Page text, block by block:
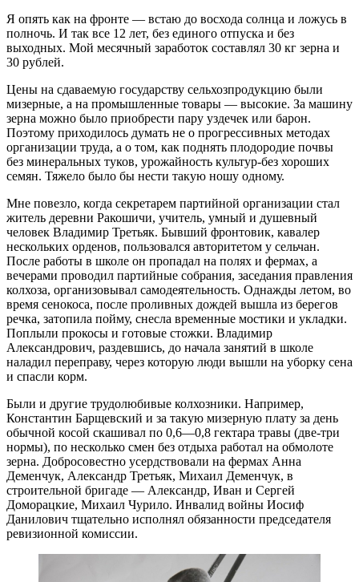
Я опять как на фронте — встаю до восхода солнца и ложусь в
полночь. И так все 12 лет, без единого отпуска и без
выходных. Мой месячный заработок составлял 30 кг зерна и
30 рублей.
Цены на сдаваемую государству сельхозпродукцию были
мизерные, а на промышленные товары — высокие. За машину
зерна можно было приобрести пару уздечек или барон.
Поэтому приходилось думать не о прогрессивных методах
организации труда, а о том, как поднять плодородие почвы
без минеральных туков, урожайность культур-без хороших
семян. Тяжело было бы нести такую ношу одному.
Мне повезло, когда секретарем партийной организации стал
житель деревни Ракошичи, учитель, умный и душевный
человек Владимир Третьяк. Бывший фронтовик, кавалер
нескольких орденов, пользовался авторитетом у сельчан.
После работы в школе он пропадал на полях и фермах, а
вечерами проводил партийные собрания, заседания правления
колхоза, организовывал самодеятельность. Однажды летом, во
время сенокоса, после проливных дождей вышла из берегов
речка, затопила пойму, снесла временные мостики и укладки.
Поплыли прокосы и готовые стожки. Владимир
Александрович, раздевшись, до начала занятий в школе
наладил переправу, через которую люди вышли на уборку сена
и спасли корм.
Были и другие трудолюбивые колхозники. Например,
Константин Барщевский и за такую мизерную плату за день
обычной косой скашивал по 0,6—0,8 гектара травы (две-три
нормы), по несколько смен без отдыха работал на обмолоте
зерна. Добросовестно усердствовали на фермах Анна
Деменчук, Александр Третьяк, Михаил Деменчук, в
строительной бригаде — Александр, Иван и Сергей
Доморацкие, Михаил Чурило. Инвалид войны Иосиф
Данилович тщательно исполнял обязанности председателя
ревизионной комиссии.